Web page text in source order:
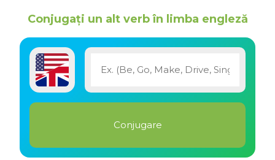
Conjugați un alt verb în limba engleză